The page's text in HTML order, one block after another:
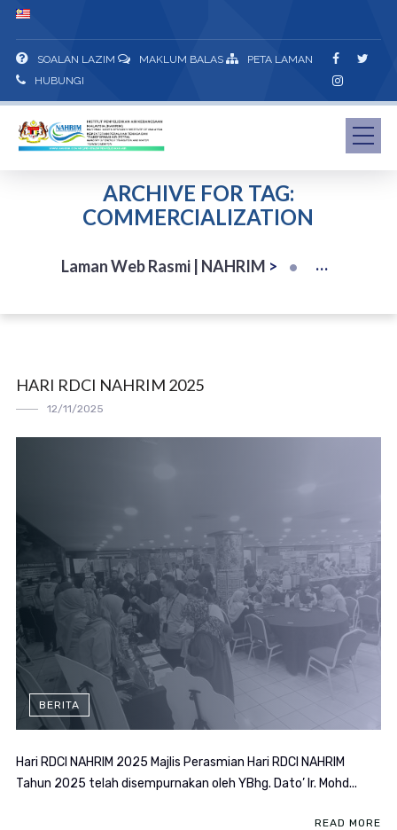
SOALAN LAZIM MAKLUM BALAS
PETA LAMAN
HUBUNGI
ARCHIVE FOR TAG:
COMMERCIALIZATION
Laman Web Rasmi | NAHRIM >
HARI RDCI NAHRIM 2025
12/11/2025
BERITA
Hari RDCI NAHRIM 2025 Majlis Perasmian Hari RDCI NAHRIM
Tahun 2025 telah disempurnakan oleh YBhg. Dato’ Ir. Mohd...
READ MORE